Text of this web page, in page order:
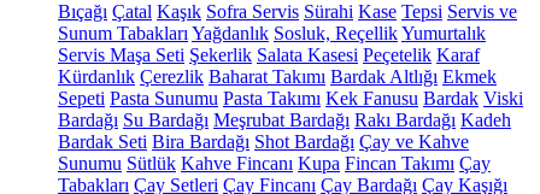
Bıçağı Çatal Kaşık Sofra Servis Sürahi Kase Tepsi Servis ve
Sunum Tabakları Yağdanlık Sosluk, ReçellikYumurtalık
Servis Maşa Seti Şekerlik Salata Kasesi Peçetelik Karaf
Kürdanlık Çerezlik Baharat Takımı Bardak Altlığı Ekmek
Sepeti Pasta Sunumu Pasta Takımı Kek Fanusu Bardak Viski
Bardağı Su Bardağı Meşrubat Bardağı Rakı Bardağı Kadeh
Bardak Seti Bira Bardağı Shot Bardağı Çay ve Kahve
Sunumu Sütlük Kahve Fincanı Kupa Fincan Takımı Çay
Tabakları Çay Setleri Çay Fincanı Çay Bardağı Çay Kaşığı